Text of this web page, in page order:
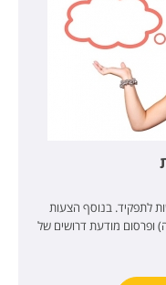
לתפקיד. בנוסף הצעות
ופרסום מודעת דרושים של